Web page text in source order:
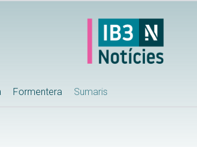
Formentera Sumaris